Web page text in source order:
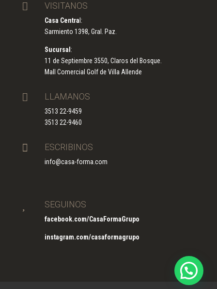
 VISITANOS
Casa Centra l:
Sarmiento 1398, Gral. Paz.
Sucursal :
11 de Septiembre 3550, Claros del Bosque.
Mall Comercial Golf de Villa Allende
 LLAMANOS
3513 22-9459
3513 22-9460
 ESCRIBINOS
info@casa-forma.com
SEGUINOS
facebook.com/CasaFormaGrupo
instagram.com/casaformagrupo